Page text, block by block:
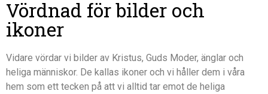
Vördnad för bilder och
ikoner
Vidare vördar vi bilder av Kristus, Guds Moder, änglar och
heliga människor. De kallas ikoner och vi håller dem i våra
hem som ett tecken på att vi alltid tar emot de heliga